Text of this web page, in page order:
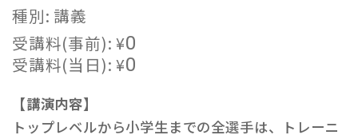
種別: 講義
受講料(事前):¥0
受講料(当日):¥0
【講演内容】
トップレベルから小学生までの全選手は、トレーニ